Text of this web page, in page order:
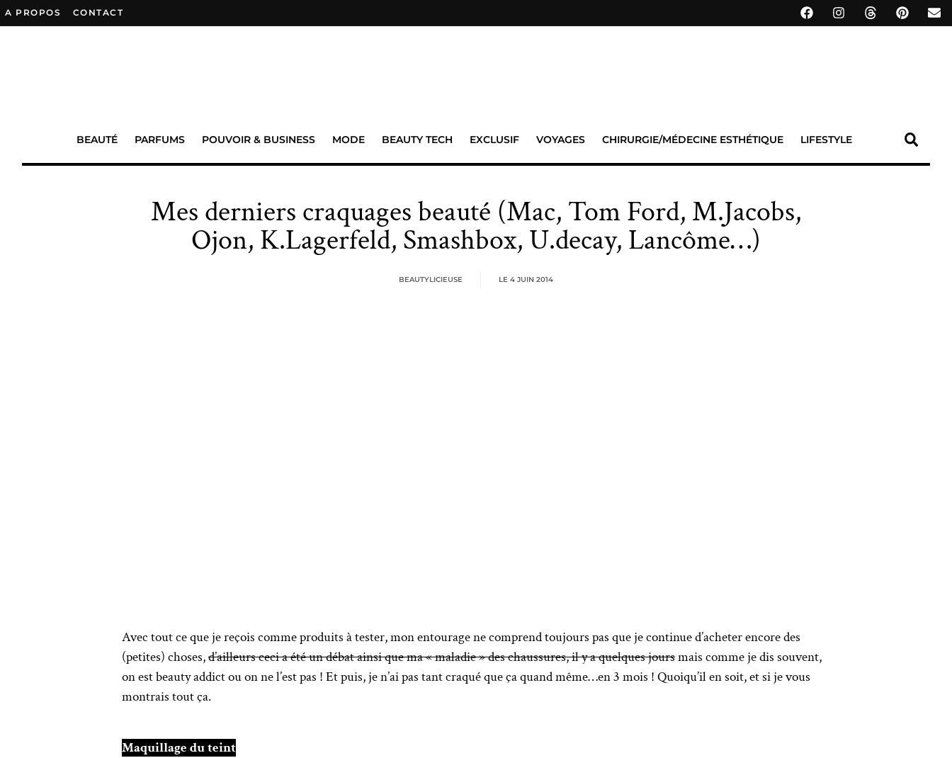
A PROPOS CONTACT
BEAUTÉ PARFUMS POUVOIR & BUSINESS MODE BEAUTY TECH EXCLUSIF VOYAGES CHIRURGIE/MÉDECINE ESTHÉTIQUE LIFESTYLE
Mes derniers craquages beauté (Mac, Tom Ford, M.Jacobs,
Ojon, K.Lagerfeld, Smashbox, U.decay, Lancôme…)
BEAUTYLICIEUSE LE 4 JUIN 2014
Avec tout ce que je reçois comme produits à tester, mon entourage ne comprend toujours pas que je continue d’acheter encore des
(petites) choses,d’ailleurs ceci a été un débat ainsi que ma « maladie » des chaussures, il y a quelques joursmais comme je dis souvent,
on est beauty addict ou on ne l’est pas ! Et puis, je n’ai pas tant craqué que ça quand même…en 3 mois ! Quoiqu’il en soit, et si je vous
montrais tout ça.
Maquillage du teint